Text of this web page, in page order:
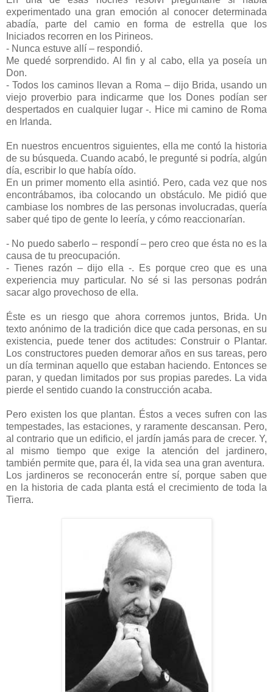
experimentado una gran emoción al conocer determinada
abadía, parte del camio en forma de estrella que los
Iniciados recorren en los Pirineos.
- Nunca estuve allí – respondió.
Me quedé sorprendido. Al fin y al cabo, ella ya poseía un
Don.
- Todos los caminos llevan a Roma – dijo Brida, usando un
viejo proverbio para indicarme que los Dones podían ser
despertados en cualquier lugar -. Hice mi camino de Roma
en Irlanda.
En nuestros encuentros siguientes, ella me contó la historia
de su búsqueda. Cuando acabó, le pregunté si podría, algún
día, escribir lo que había oído.
En un primer momento ella asintió. Pero, cada vez que nos
encontrábamos, iba colocando un obstáculo. Me pidió que
cambiase los nombres de las personas involucradas, quería
saber qué tipo de gente lo leería, y cómo reaccionarían.
- No puedo saberlo – respondí – pero creo que ésta no es la
causa de tu preocupación.
- Tienes razón – dijo ella -. Es porque creo que es una
experiencia muy particular. No sé si las personas podrán
sacar algo provechoso de ella.
Éste es un riesgo que ahora corremos juntos, Brida. Un
texto anónimo de la tradición dice que cada personas, en su
existencia, puede tener dos actitudes: Construir o Plantar.
Los constructores pueden demorar años en sus tareas, pero
un día terminan aquello que estaban haciendo. Entonces se
paran, y quedan limitados por sus propias paredes. La vida
pierde el sentido cuando la construcción acaba.
Pero existen los que plantan. Éstos a veces sufren con las
tempestades, las estaciones, y raramente descansan. Pero,
al contrario que un edificio, el jardín jamás para de crecer. Y,
al mismo tiempo que exige la atención del jardinero,
también permite que, para él, la vida sea una gran aventura.
Los jardineros se reconocerán entre sí, porque saben que
en la historia de cada planta está el crecimiento de toda la
Tierra.